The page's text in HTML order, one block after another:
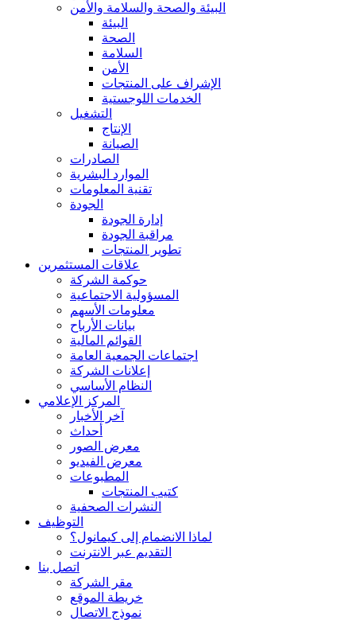
البيئة والصحة والسلامة والأمن
البيئة
الصحة
السلامة
الأمن
الإشراف على المنتجات
الخدمات اللوجستية
التشغيل
الإنتاج
الصيانة
الصادرات
الموارد البشرية
تقنية المعلومات
الجودة
إدارة الجودة
مراقبة الجودة
تطوير المنتجات
علاقات المستثمرين
حوكمة الشركة
المسؤولية الاجتماعية
معلومات الأسهم
بيانات الأرباح
القوائم المالية
اجتماعات الجمعية العامة
إعلانات الشركة
النظام الأساسي
المركز الإعلامي
آخر الأخبار
أحداث
معرض الصور
معرض الفيديو
المطبوعات
كتيب المنتجات
النشرات الصحفية
التوظيف
لماذا الانضمام إلى كيمانول؟
التقديم عبر الانترنت
اتصل بنا
مقر الشركة
خريطة الموقع
نموذج الاتصال